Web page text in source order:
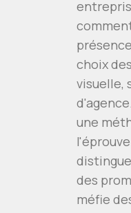
choix
visuelle,
une
des
méfie